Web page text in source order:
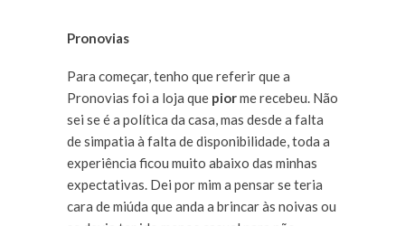
Pronovias
Para começar, tenho que referir que a
Pronovias foi a loja que piorme recebeu. Não
sei se é a política da casa, mas desde a falta
de simpatia à falta de disponibilidade, toda a
experiência ficou muito abaixo das minhas
expectativas. Dei por mim a pensar se teria
cara de miúda que anda a brincar às noivas ou